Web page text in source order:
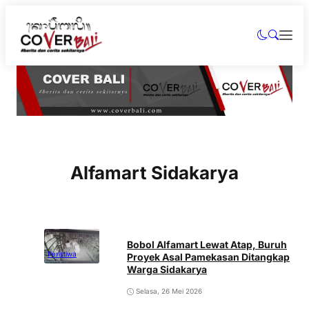
Alfamart Sidakarya
Peristiwa
Bobol Alfamart Lewat Atap, Buruh
Proyek Asal Pamekasan Ditangkap
Warga Sidakarya
Selasa, 26 Mei 2026